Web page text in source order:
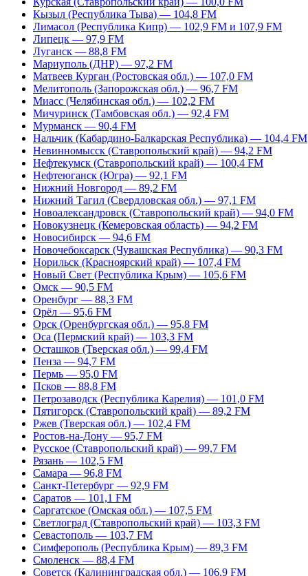
Кызыл (Республика Тыва) — 104,8 FM
Лимасол (Республика Кипр) — 102,9 FM и 107,9 FM
Липецк — 97,9 FM
Луганск — 88,8 FM
Мариуполь (ДНР) — 97,2 FM
Матвеев Курган (Ростовская обл.) — 107,0 FM
Мелитополь (Запорожская обл.) — 96,7 FM
Миасс (Челябинская обл.) — 102,2 FM
Мичуринск (Тамбовская обл.) — 92,4 FM
Мурманск — 90,4 FM
Нальчик (Кабардино-Балкарская Республика) — 104,4 FM
Невинномысск (Ставропольский край) — 94,2 FM
Нефтекумск (Ставропольский край) — 100,4 FM
Нефтеюганск (Югра) — 92,1 FM
Нижний Новгород — 89,2 FM
Нижний Тагил (Свердловская обл.) — 97,1 FM
Новоалександровск (Ставропольский край) — 94,0 FM
Новокузнецк (Кемеровская область) — 94,2 FM
Новосибирск — 94,6 FM
Новочебоксарск (Чувашская Республика) — 90,3 FM
Норильск (Красноярский край) — 107,4 FM
Новый Свет (Республика Крым) — 105,6 FM
Омск — 90,5 FM
Оренбург — 88,3 FM
Орёл — 95,6 FM
Орск (Оренбургская обл.) — 95,8 FM
Оса (Пермский край) — 103,3 FM
Осташков (Тверская обл.) — 99,4 FM
Пенза — 94,7 FM
Пермь — 95,0 FM
Псков — 88,8 FM
Петрозаводск (Республика Карелия) — 101,0 FM
Пятигорск (Ставропольский край) — 89,2 FM
Ржев (Тверская обл.) — 102,4 FM
Ростов-на-Дону — 95,7 FM
Русское (Ставропольский край) — 99,7 FM
Рязань — 102,5 FM
Самара — 96,8 FM
Санкт-Петербург — 92,9 FM
Саратов — 101,1 FM
Саргатское (Омская обл.) — 107,5 FM
Светлоград (Ставропольский край) — 103,3 FM
Севастополь — 103,7 FM
Симферополь (Республика Крым) — 89,3 FM
Смоленск — 88,4 FM
Советск (Калининградская обл.) — 106,9 FM